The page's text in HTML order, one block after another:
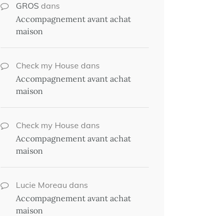
GROS dans
Accompagnement avant achat
maison
Check my House dans
Accompagnement avant achat
maison
Check my House dans
Accompagnement avant achat
maison
Lucie Moreau dans
Accompagnement avant achat
maison